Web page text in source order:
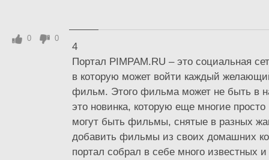
4
Портал PIMPAM.RU – это социальная
в которую может войти каждый
фильм. Этого фильма может не быть в
это новинка, которую еще многие
могут быть фильмы, снятые в разных
добавить фильмы из своих домашних
портал собрал в себе много известных
0 0